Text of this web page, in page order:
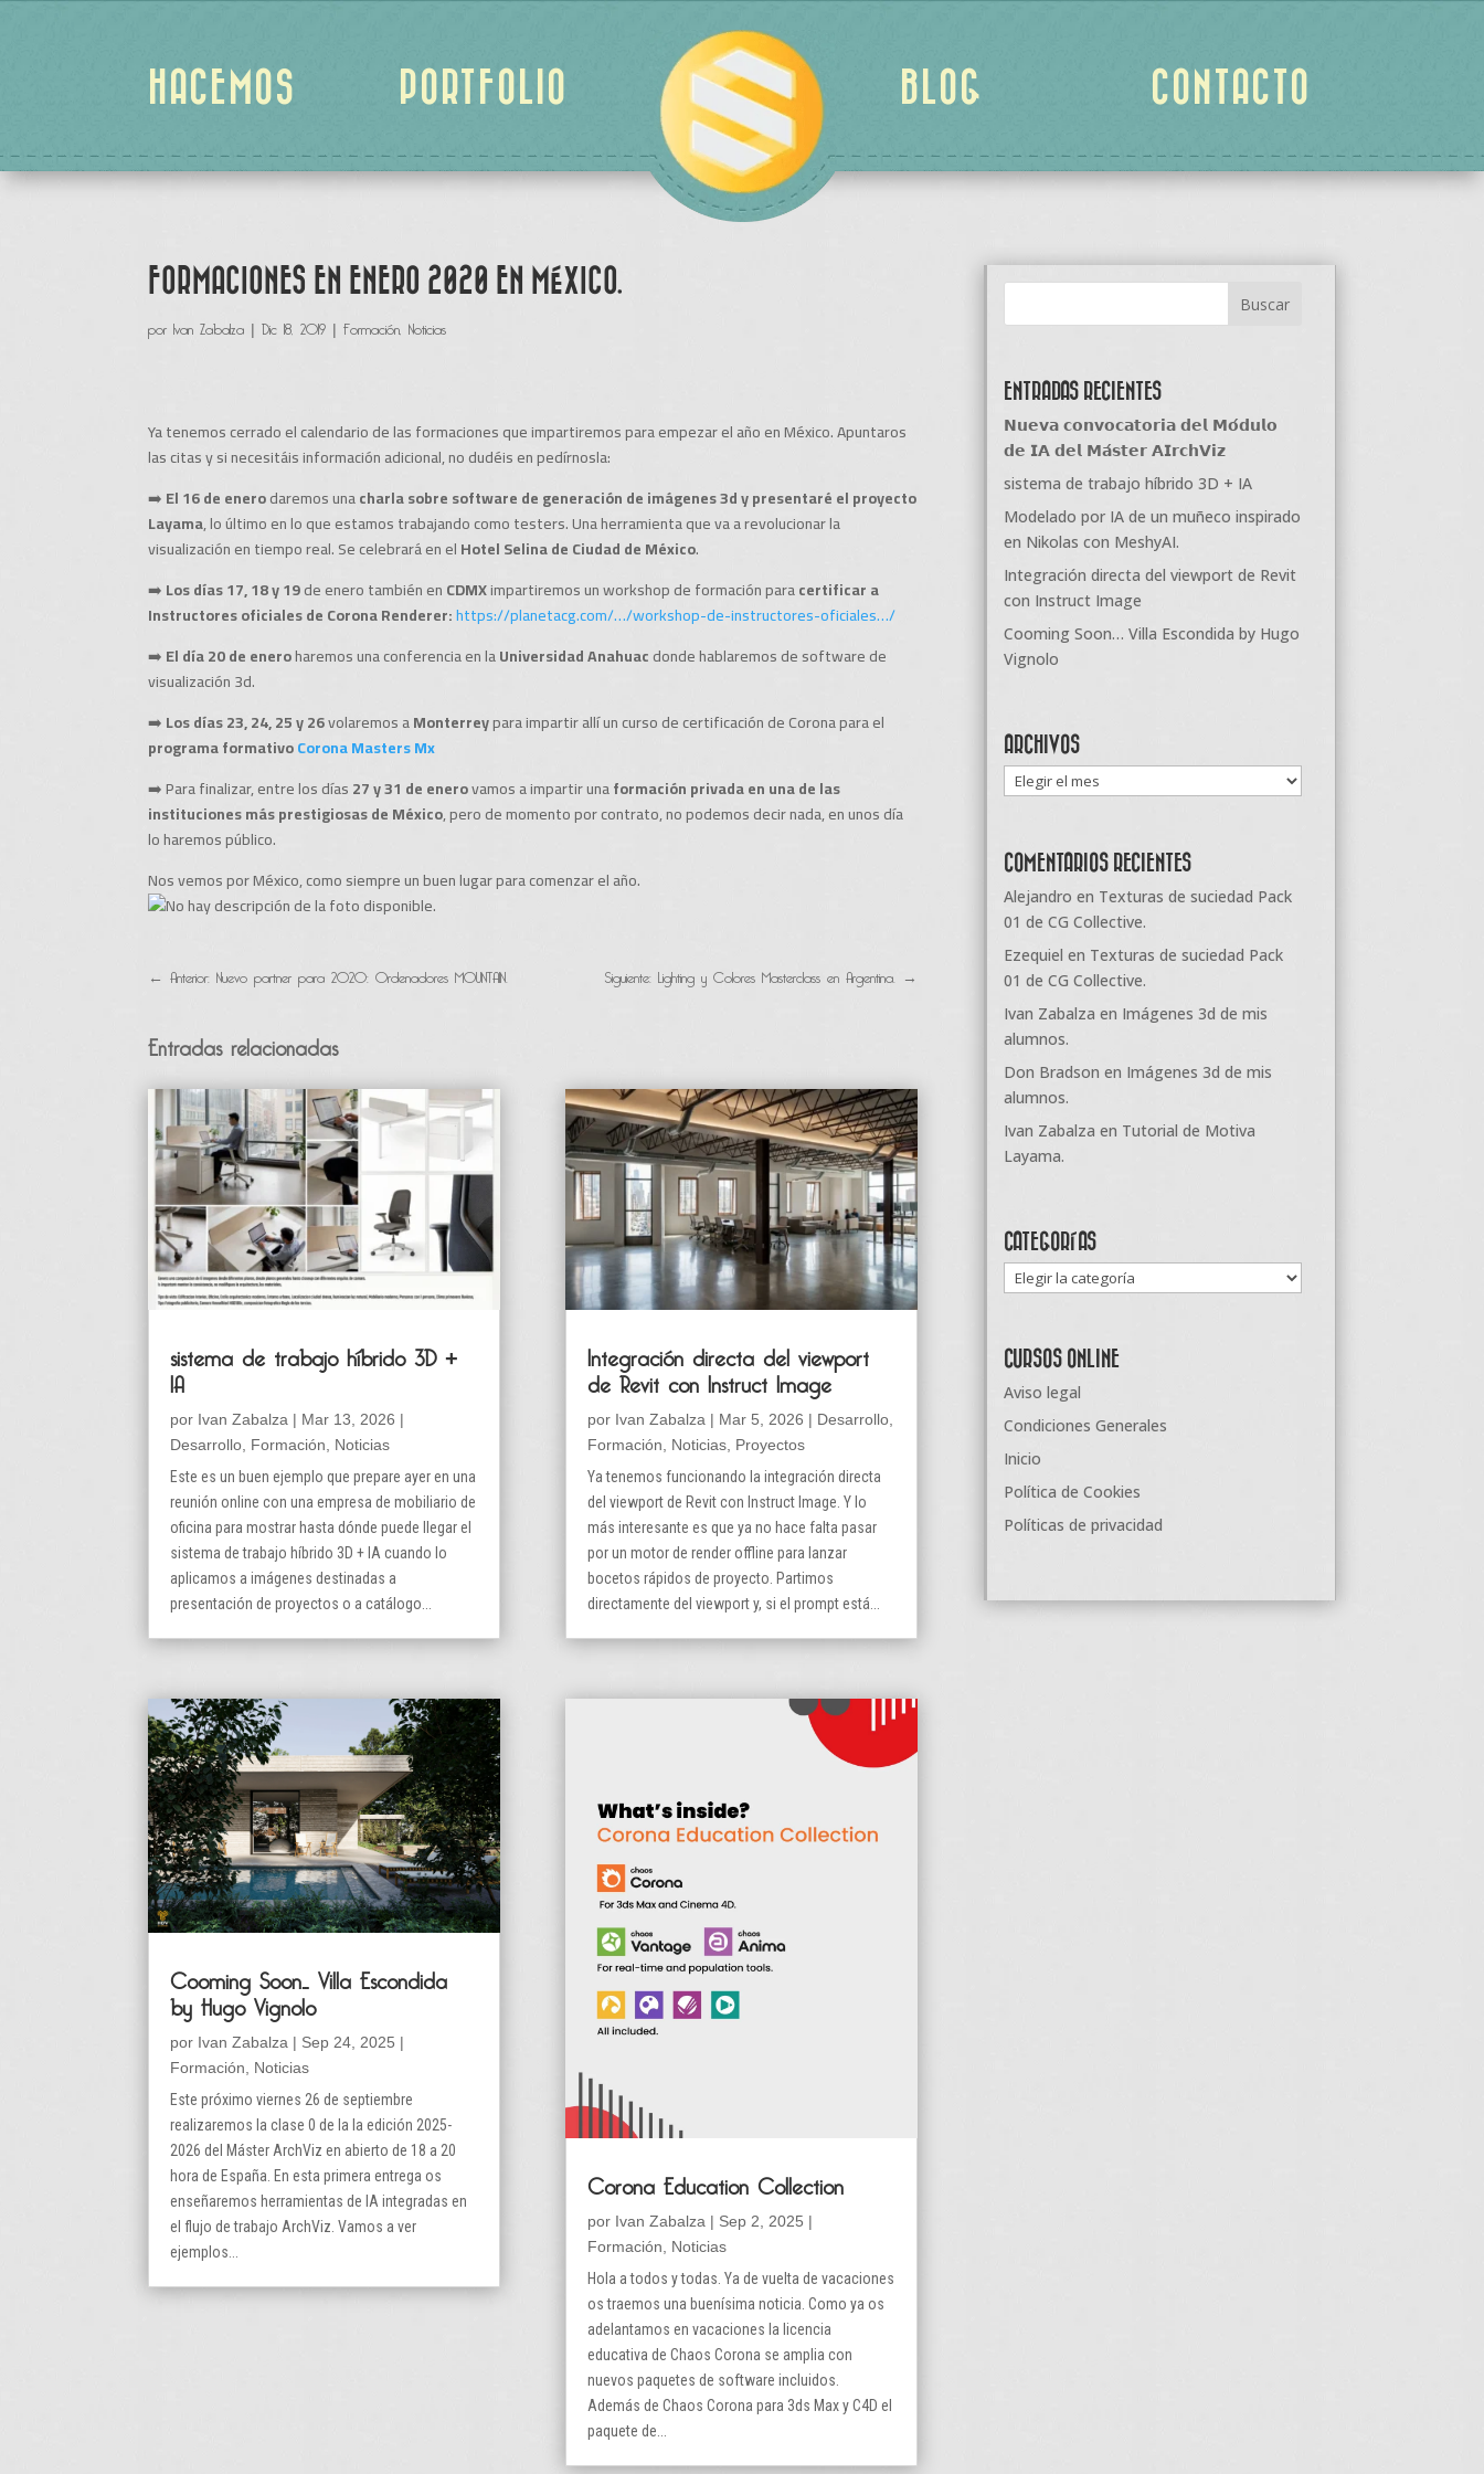
HACEMOS PORTFOLIO BLOG CONTACTO
FORMACIONES EN ENERO 2020 EN MÉXICO.
porIvan Zabalza |Dic 18, 2019 |Formación,Noticias
Ya tenemos cerrado el calendario de las formaciones que impartiremos para empezar el año en México. Apuntaros
las citas y si necesitáis información adicional, no dudéis en pedírnosla:
➡️El 16 de enerodaremos unacharla sobre software de generación de imágenes 3d y presentaré el proyecto
Layama, lo último en lo que estamos trabajando como testers. Una herramienta que va a revolucionar la
visualización en tiempo real. Se celebrará en elHotel Selina de Ciudad de México.
➡️Los días 17, 18 y 19de enero también enCDMXimpartiremos un workshop de formación paracertificar a
Instructores oficiales de Corona Renderer:https://planetacg.com/…/workshop-de-instructores-oficiales…/
➡️El día 20 de eneroharemos una conferencia en laUniversidad Anahuacdonde hablaremos de software de
visualización 3d.
➡️Los días 23, 24, 25 y 26volaremos aMonterreypara impartir allí un curso de certificación de Corona para el
programa formativoCorona Masters Mx
➡️ Para finalizar, entre los días27 y 31 de enerovamos a impartir unaformación privada en una de las
instituciones más prestigiosas de México, pero de momento por contrato, no podemos decir nada, en unos día
lo haremos público.
Nos vemos por México, como siempre un buen lugar para comenzar el año.
←Anterior: Nuevo partner para 2020: Ordenadores MOUNTAIN. Siguiente: Lighting y Colores Masterclass en Argentina. →
Entradas relacionadas
sistema de trabajo híbrido 3D +
IA
por Ivan Zabalza | Mar 13, 2026 |
Desarrollo Formación
Noticias
Este es un buen ejemplo que prepare ayer en una
reunión online con una empresa de mobiliario de
oficina para mostrar hasta dónde puede llegar el
sistema de trabajo híbrido 3D + IA cuando lo
aplicamos a imágenes destinadas a
presentación de proyectos o a catálogo...
Cooming Soon… Villa Escondida
by Hugo Vignolo
por Ivan Zabalza | Sep 24, 2025 |
Formación, Noticias
Este próximo viernes 26 de septiembre
realizaremos la clase 0 de la la edición 2025-
2026 del Máster ArchViz en abierto de 18 a 20
hora de España. En esta primera entrega os
enseñaremos herramientas de IA integradas en
el flujo de trabajo ArchViz. Vamos a ver
ejemplos...
Integración directa del viewport
de Revit con Instruct Image
por Ivan Zabalza | Mar 5, 2026 | Desarrollo
Formación
Noticias Proyectos
Ya tenemos funcionando la integración directa
del viewport de Revit con Instruct Image. Y lo
más interesante es que ya no hace falta pasar
por un motor de render offline para lanzar
bocetos rápidos de proyecto. Partimos
directamente del viewport y, si el prompt está...
Corona Education Collection
por Ivan Zabalza | Sep 2, 2025 |
Formación, Noticias
Hola a todos y todas. Ya de vuelta de vacaciones
os traemos una buenísima noticia. Como ya os
adelantamos en vacaciones la licencia
educativa de Chaos Corona se amplia con
nuevos paquetes de software incluidos.
Además de Chaos Corona para 3ds Max y C4D el
paquete de...
ENTRADAS RECIENTES
𝗡𝘂𝗲𝘃𝗮 𝗰𝗼𝗻𝘃𝗼𝗰𝗮𝘁𝗼𝗿𝗶𝗮 𝗱𝗲𝗹 𝗠𝗼́𝗱𝘂𝗹𝗼
𝗱𝗲 𝗜𝗔 𝗱𝗲𝗹 𝗠𝗮́𝘀𝘁𝗲𝗿 𝗔𝗜𝗿𝗰𝗵𝗩𝗶𝘇
sistema de trabajo híbrido 3D + IA
Modelado por IA de un muñeco inspirado
en Nikolas con MeshyAI.
Integración directa del viewport de Revit
con Instruct Image
Cooming Soon… Villa Escondida by Hugo
Vignolo
ARCHIVOS
Archivos
COMENTARIOS RECIENTES
Alejandro en Texturas de suciedad Pack
01 de CG Collective.
Ezequiel en Texturas de suciedad Pack
01 de CG Collective.
Ivan Zabalza en Imágenes 3d de mis
alumnos.
Don Bradson en Imágenes 3d de mis
alumnos.
Ivan Zabalza en Tutorial de Motiva
Layama.
CATEGORÍAS
Categorías
CURSOS ONLINE
Aviso legal
Condiciones Generales
Inicio
Política de Cookies
Políticas de privacidad